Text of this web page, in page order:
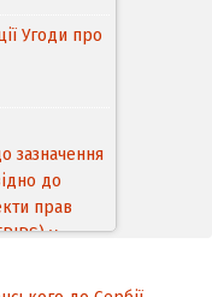
Угоди про
зазначення
до
прав
у